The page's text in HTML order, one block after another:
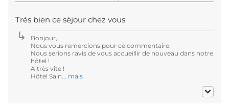
Très bien ce séjour chez vous
Bonjour,
Nous vous remercions pour ce commentaire.
Nous serions ravis de vous accueillir de nouveau dans notre
hôtel !
A très vite !
Hôtel Sain... mais